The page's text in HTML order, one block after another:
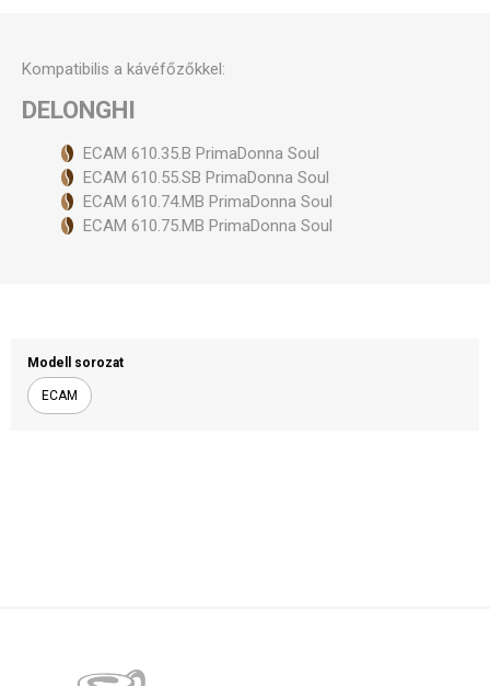
Modell sorozat
ECAM
Kompatibilis a kávéfőzőkkel:
DELONGHI
ECAM 610.35.B PrimaDonna Soul
ECAM 610.55.SB PrimaDonna Soul
ECAM 610.74.MB PrimaDonna Soul
ECAM 610.75.MB PrimaDonna Soul